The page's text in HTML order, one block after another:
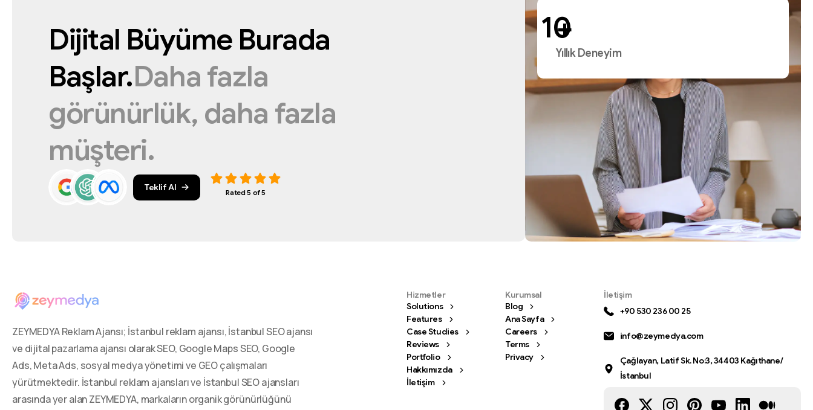
Dijital Büyüme Burada
Başlar.Daha fazla
görünürlük, daha fazla
müşteri.
Teklif Al Rated 5 of 5
+
Yıllık Deneyim
ZEYMEDYA Reklam Ajansı; İstanbul reklam ajansı, İstanbul SEO ajansı
ve dijital pazarlama ajansı olarak SEO, Google Maps SEO, Google
Ads, Meta Ads, sosyal medya yönetimi ve GEO çalışmaları
yürütmektedir. İstanbul reklam ajansları ve İstanbul SEO ajansları
arasında yer alan ZEYMEDYA, markaların organik görünürlüğünü
Hizmetler
Solutions
Features
Case Studies
Reviews
Portfolio
Hakkımızda
İletişim
Kurumsal
Blog
Ana Sayfa
Careers
Terms
Privacy
İletişim
+90 530 236 00 25
info@zeymedya.com
Çağlayan, Latif Sk. No:3, 34403 Kağıthane/
İstanbul